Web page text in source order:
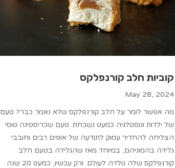
­קוביות חלב קורנפלקס
May 28, 2024
מה אפשר לומר על חלב קורנפלקס שלא נאמר כבר? טעם
של ילדות ונוסטלגיה כמעט נשכחת. טעם שכריסטינה טוסי
הצליחה להחדיר עמוק לתודעה של אופים רבים וחובבי
גלידה בהמוניהם, במיוחד מאז שהגלידה בטעם חלב
קורנפלקס שלה נולדה לעולם. ורק עכשיו, כמעט 20 שנה